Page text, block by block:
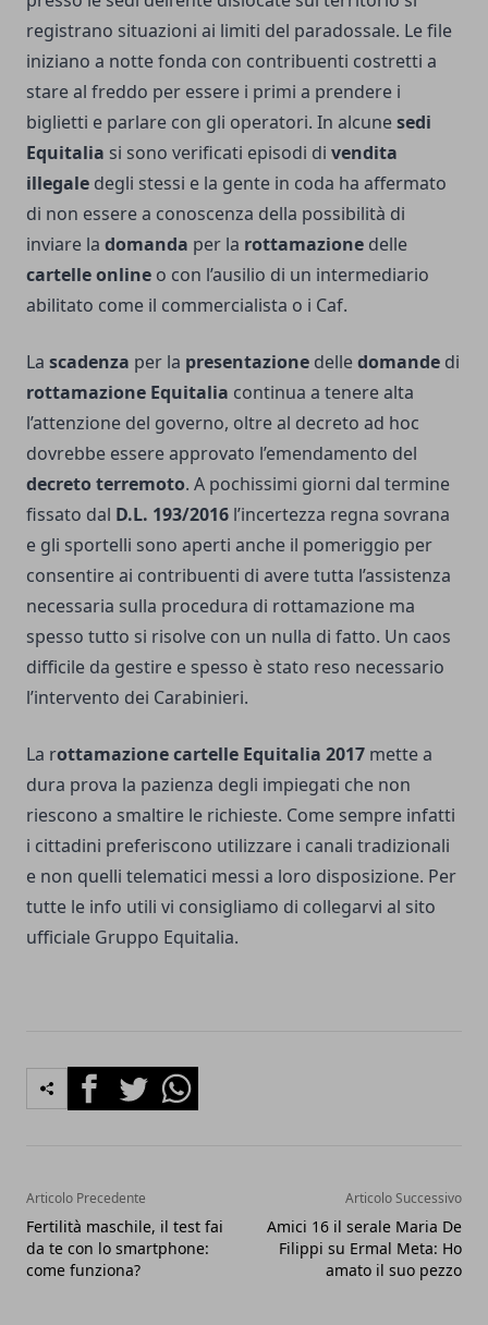
registrano situazioni ai limiti del paradossale. Le file
iniziano a notte fonda con contribuenti costretti a
stare al freddo per essere i primi a prendere i
biglietti e parlare con gli operatori. In alcunesedi
Equitalia si sono verificati episodi di vendita
illegale degli stessi e la gente in coda ha affermato
di non essere a conoscenza della possibilità di
inviare la domanda per la rottamazione delle
cartelle online o con l’ausilio di un intermediario
abilitato come il commercialista o i Caf.
La scadenza per la presentazione delledomande di
rottamazione Equitalia continua a tenere alta
l’attenzione del governo, oltre al decreto ad hoc
dovrebbe essere approvato l’emendamento del
decreto terremoto. A pochissimi giorni dal termine
fissato dal D.L. 193/2016 l’incertezza regna sovrana
e gli sportelli sono aperti anche il pomeriggio per
consentire ai contribuenti di avere tutta l’assistenza
necessaria sulla procedura di rottamazione ma
spesso tutto si risolve con un nulla di fatto. Un caos
difficile da gestire e spesso è stato reso necessario
l’intervento dei Carabinieri.
La rottamazione cartelle Equitalia 2017 mette a
dura prova la pazienza degli impiegati che non
riescono a smaltire le richieste. Come sempre infatti
i cittadini preferiscono utilizzare i canali tradizionali
e non quelli telematici messi a loro disposizione. Per
tutte le info utili vi consigliamo di collegarvi al sito
ufficiale Gruppo Equitalia.
FacebookTwitterWhatsapp
Articolo Precedente
Fertilità maschile, il test fai
da te con lo smartphone:
come funziona?
Articolo Successivo
Amici 16 il serale Maria De
Filippi su Ermal Meta: Ho
amato il suo pezzo